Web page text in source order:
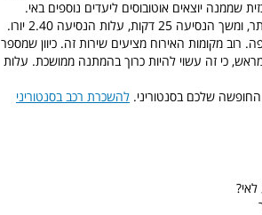
שממנה יוצאים אוטובוסים ליעדים נוספים באי.
עלות הנסיעה 2.40 יורו.
רוב מקומות האירוח מציעים שירות זה. כיוון שמספר
מראש, כי זה עשוי להיות כרוך בהמתנה ממושכת. עלות
שלכם בסנטוריני. להשכרת רכב בסנטוריני